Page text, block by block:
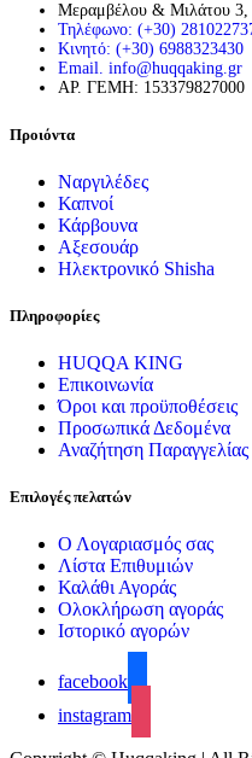
Μεραμβέλου & Μιλάτου 3,
Τηλέφωνο: (+30)
Κινητό: (+30) 6988323430
Email. info@huqqaking.gr
ΑΡ. ΓΕΜΗ: 153379827000
Προιόντα
Ναργιλέδες
Καπνοί
Κάρβουνα
Αξεσουάρ
Ηλεκτρονικό Shisha
Πληροφορίες
HUQQA KING
Επικοινωνία
Όροι και προϋποθέσεις
Προσωπικά Δεδομένα
Αναζήτηση Παραγγελίας
Επιλογές πελατών
Ο Λογαριασμός σας
Λίστα Επιθυμιών
Καλάθι Αγοράς
Ολοκλήρωση αγοράς
Ιστορικό αγορών
facebook
instagram